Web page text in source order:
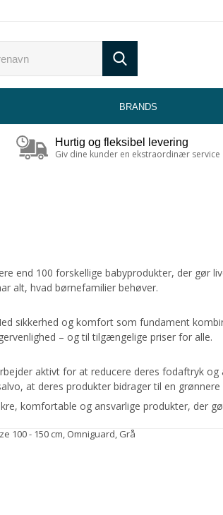
BRANDS
Hurtig og fleksibel levering
Giv dine kunder en ekstraordinær service
end 100 forskellige babyprodukter, der gør
alt, hvad børnefamilier behøver.
sikkerhed og komfort som fundament
– og til tilgængelige priser for alle.
aktivt for at reducere deres fodaftryk
at deres produkter bidrager til en
komfortable og ansvarlige produkter, der
100 - 150 cm, Omniguard, Grå